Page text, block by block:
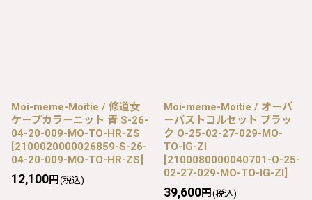
Moi-meme-Moitie / 修道女
ケープカラーニット 青 S-26-
04-20-009-MO-TO-HR-ZS
[2100020000026859-S-26-
04-20-009-MO-TO-HR-ZS]
12,100円 (税込)
Moi-meme-Moitie / オーバ
ーバストコルセット ブラッ
ク O-25-02-27-029-MO-
TO-IG-ZI
[2100080000040701-O-25-
02-27-029-MO-TO-IG-ZI]
39,600円 (税込)